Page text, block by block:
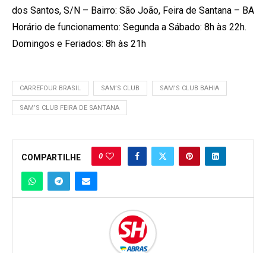
dos Santos, S/N – Bairro: São João, Feira de Santana – BA
Horário de funcionamento: Segunda a Sábado: 8h às 22h.
Domingos e Feriados: 8h às 21h
CARREFOUR BRASIL SAM’S CLUB SAM’S CLUB BAHIA
SAM’S CLUB FEIRA DE SANTANA
COMPARTILHE 0